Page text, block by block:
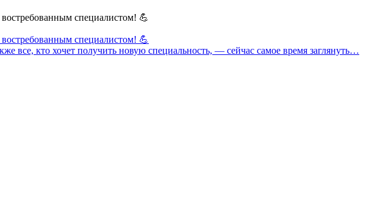
специалистом! 💪
специалистом! 💪
все, кто хочет получить новую специальность, — сейчас самое время заглянуть…